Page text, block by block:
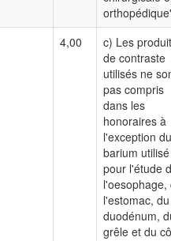
4,00
c) Les
de contraste
utilisés ne
pas compris
dans les
honoraires à
l'exception du
barium utilisé
pour l'étude
l'oesophage,
l'estomac, du
duodénum,
grêle et du